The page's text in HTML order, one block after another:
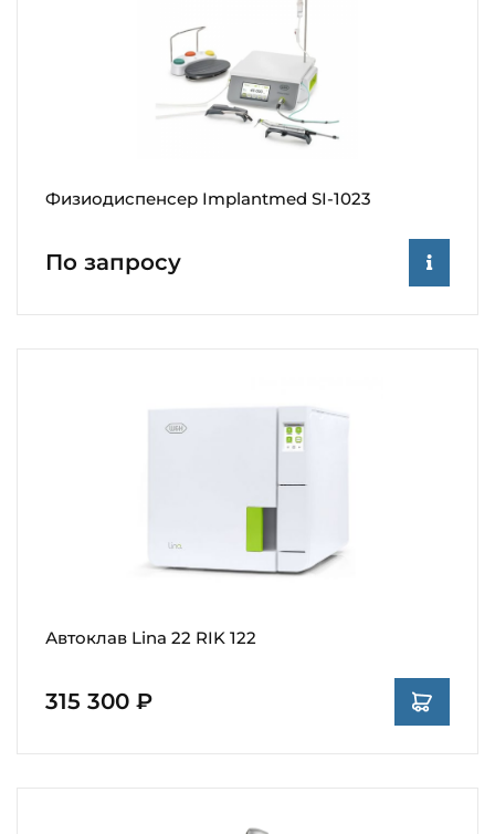
Физиодиспенсер Implantmed SI-1023
По запросу
Автоклав Lina 22 RIK 122
315 300 ₽